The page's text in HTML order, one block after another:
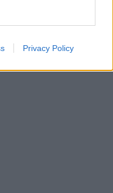
Privacy Policy